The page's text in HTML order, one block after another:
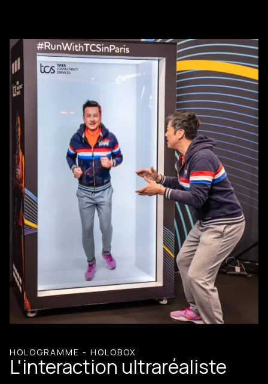
HOLOGRAMME - HOLOBOX
L'interaction ultraréaliste